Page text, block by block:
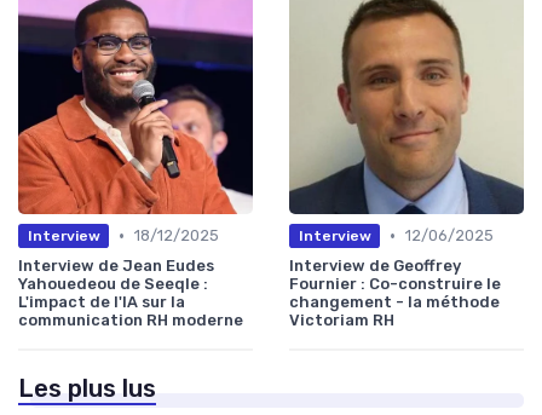
Interview • 18/12/2025
Interview de Jean Eudes
Yahouedeou de Seeqle :
L'impact de l'IA sur la
communication RH moderne
Interview • 12/06/2025
Interview de Geoffrey
Fournier : Co-construire le
changement - la méthode
Victoriam RH
Les plus lus